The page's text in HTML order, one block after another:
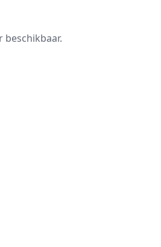
beschikbaar.